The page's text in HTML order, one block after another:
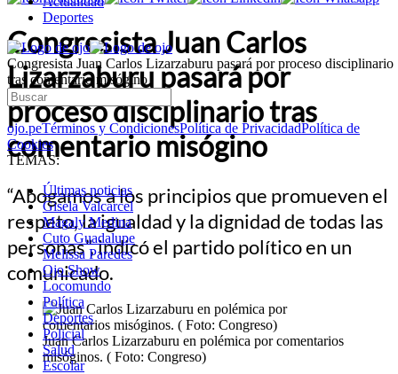
Deportes
Congresista Juan Carlos Lizarzaburu pasará por proceso disciplinario
tras comentario misógino
ojo.peTérminos y CondicionesPolítica de PrivacidadPolítica de
Cookies
TEMAS:
Últimas noticias
Gisela Valcarcel
Magaly Medina
Cuto Guadalupe
Melissa Paredes
Ojo Show
Locomundo
Política
Deportes
Policial
Salud
Escolar
Congresista Juan Carlos
Lizarzaburu pasará por
proceso disciplinario tras
comentario misógino
“Abogamos a los principios que promueven el
respeto, la igualdad y la dignidad de todas las
personas”, indicó el partido político en un
comunicado.
Juan Carlos Lizarzaburu en polémica por comentarios
misóginos. ( Foto: Congreso)